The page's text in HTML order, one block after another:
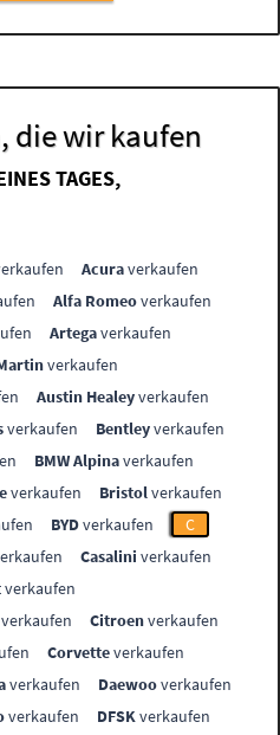
die wir kaufen
TAGES,
Acuraverkaufen
Alfa Romeoverkaufen
Artegaverkaufen
verkaufen
Austin Healeyverkaufen
verkaufen Bentleyverkaufen
BMW Alpinaverkaufen
verkaufen Bristolverkaufen
BYDverkaufen
C
Casalini verkaufen
verkaufen
verkaufen Citroenverkaufen
Corvetteverkaufen
verkaufen Daewooverkaufen
verkaufen DFSKverkaufen